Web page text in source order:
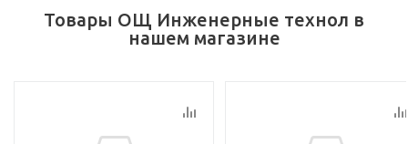
Товары ОЩ Инженерные технол в
нашем магазине